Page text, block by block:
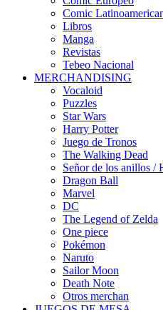
Comic
Libros
Manga
Revistas
Tebeo Nacional
MERCHANDISING
Vocaloid
Puzzles
Star Wars
Harry Potter
Juego de Tronos
The Walking Dead
Señor de los anillos /
Dragon Ball
Marvel
DC
The Legend of Zelda
One piece
Pokémon
Naruto
Sailor Moon
Death Note
Otros merchan